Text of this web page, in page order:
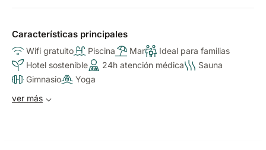
Características principales
Wifi gratuito Piscina Mar
Ideal para familias
Hotel sostenible
24h atención médica
Sauna
Gimnasio
Yoga
ver más